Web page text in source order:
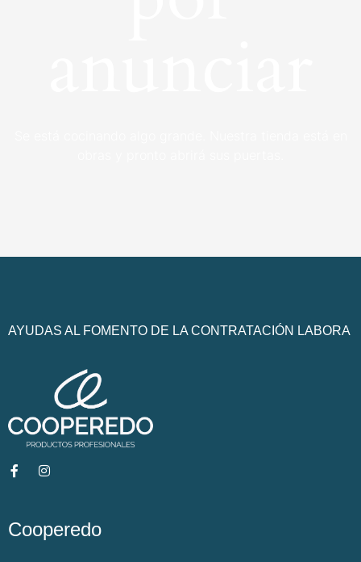
AYUDAS AL FOMENTO DE LA CONTRATACIÓN LABORA
Cooperedo